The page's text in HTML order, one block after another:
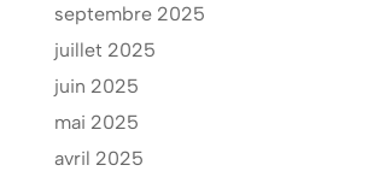
septembre 2025
juillet 2025
juin 2025
mai 2025
avril 2025